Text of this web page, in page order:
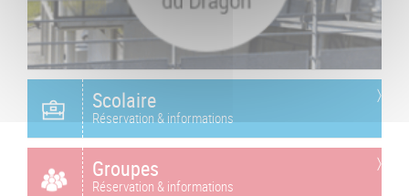
Scolaire
Réservation & informations
Groupes
Réservation & informations